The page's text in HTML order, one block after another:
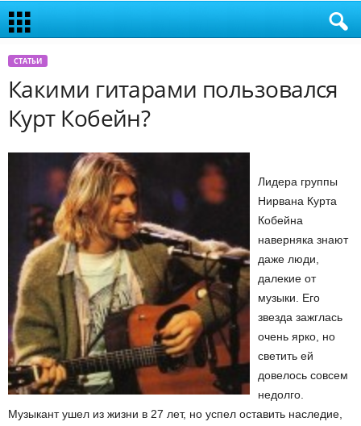
СТАТЬИ
Какими гитарами пользовался
Курт Кобейн?
Лидера группы
Нирвана Курта
Кобейна
наверняка знают
даже люди,
далекие от
музыки. Его
звезда зажглась
очень ярко, но
светить ей
довелось совсем
недолго.
Музыкант ушел из жизни в 27 лет, но успел оставить наследие,